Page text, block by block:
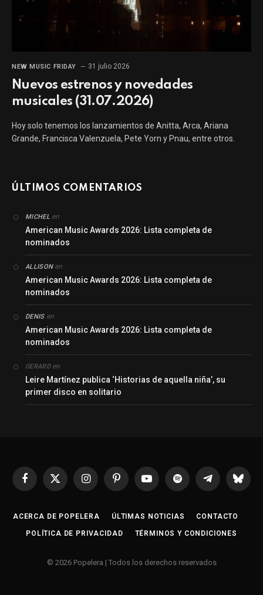
NEW MUSIC FRIDAY 31 julio 2026
Nuevos estrenos y novedades
musicales (31.07.2026)
Hoy solo tenemos los lanzamientos de Anitta, Arca, Ariana
Grande, Francisca Valenzuela, Pete Yorn y Pnau, entre otros.
ÚLTIMOS COMENTARIOS
MICHELen
American Music Awards 2026: Lista completa de
nominados
ALLISONen
American Music Awards 2026: Lista completa de
nominados
DENISen
American Music Awards 2026: Lista completa de
nominados
GERARDen
Leire Martínez publica ‘Historias de aquella niña’, su
primer disco en solitario
Facebook
X
InstagramPinterestYouTubeSpotify Telegrama
ACERCA DE POPELERA ÚLTIMAS NOTICIAS CONTACTO
POLÍTICA DE PRIVACIDAD TÉRMINOS Y CONDICIONES
© 2026 Popelera | Todos los derechos reservados